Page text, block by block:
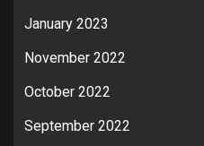
January 2023
November 2022
October 2022
September 2022